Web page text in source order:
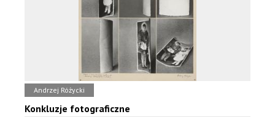
Andrzej Różycki
Konkluzje fotograficzne